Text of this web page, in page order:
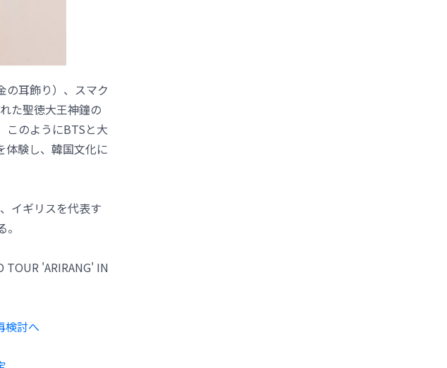
の耳飾り）、スマク
た聖徳大王神鐘の
このようにBTSと大
体験し、韓国文化に
イギリスを代表す
'ARIRANG' IN
検討へ